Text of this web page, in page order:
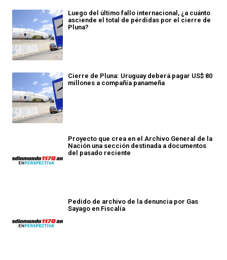
Luego del último fallo internacional, ¿a cuánto
asciende el total de pérdidas por el cierre de
Pluna?
Cierre de Pluna: Uruguay deberá pagar US$ 80
millones a compañía panameña
Proyecto que crea en el Archivo General de la
Nación una sección destinada a documentos
del pasado reciente
Pedido de archivo de la denuncia por Gas
Sayago en Fiscalía